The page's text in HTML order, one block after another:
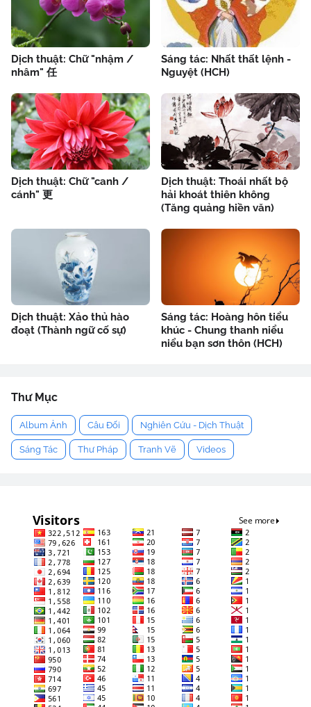
Dịch thuật: Chữ "nhậm /
nhâm" 任
Sáng tác: Nhất thất lệnh -
Nguyệt (HCH)
Dịch thuật: Chữ "canh /
cánh" 更
Dịch thuật: Thoái nhất bộ
hải khoát thiên không
(Tăng quảng hiền văn)
Dịch thuật: Xảo thủ hào
đoạt (Thành ngữ cố sự)
Sáng tác: Hoàng hôn tiểu
khúc - Chung thanh niểu
niểu bạn sơn thôn (HCH)
Thư Mục
Album Ảnh Câu Đối Nghiên Cứu - Dịch Thuật
Sáng Tác Thư Pháp Tranh Vẽ Videos